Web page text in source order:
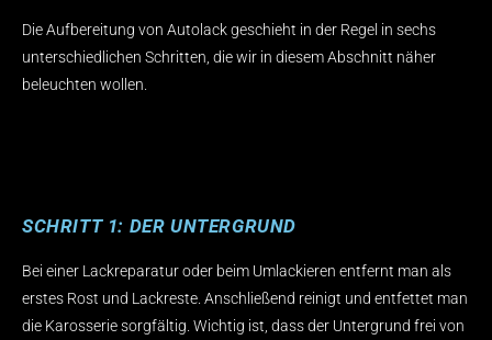
Die Aufbereitung von Autolack geschieht in der Regel in sechs
unterschiedlichen Schritten, die wir in diesem Abschnitt näher
beleuchten wollen.
SCHRITT 1: DER UNTERGRUND
Bei einer Lackreparatur oder beim Umlackieren entfernt man als
erstes Rost und Lackreste. Anschließend reinigt und entfettet man
die Karosserie sorgfältig. Wichtig ist, dass der Untergrund frei von